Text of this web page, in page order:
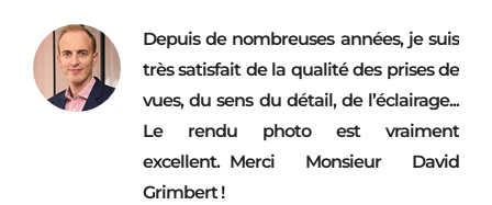
Depuis de nombreuses années, je suis
très satisfait de la qualité des prises de
vues, du sens du détail, de l’éclairage...
Le rendu photo est vraiment
excellent. Merci Monsieur David
Grimbert !